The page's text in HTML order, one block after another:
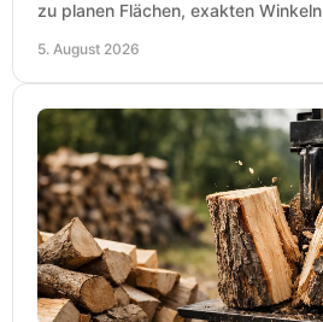
zu planen Flächen, exakten
5. August 2026